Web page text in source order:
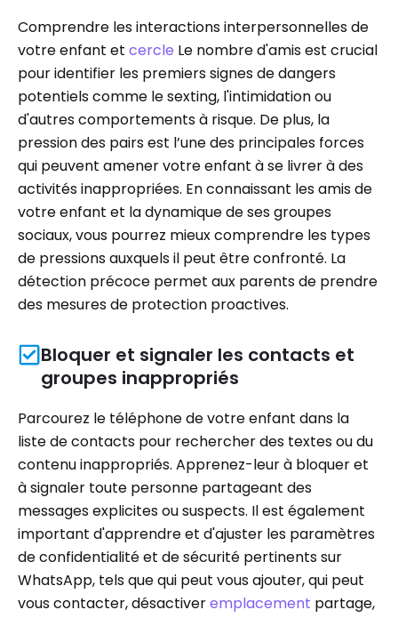
Comprendre les interactions interpersonnelles de
votre enfant et cercle Le nombre d'amis est crucial
pour identifier les premiers signes de dangers
potentiels comme le sexting, l'intimidation ou
d'autres comportements à risque. De plus, la
pression des pairs est l’une des principales forces
qui peuvent amener votre enfant à se livrer à des
activités inappropriées. En connaissant les amis de
votre enfant et la dynamique de ses groupes
sociaux, vous pourrez mieux comprendre les types
de pressions auxquels il peut être confronté. La
détection précoce permet aux parents de prendre
des mesures de protection proactives.
Bloquer et signaler les contacts et
groupes inappropriés
Parcourez le téléphone de votre enfant dans la
liste de contacts pour rechercher des textes ou du
contenu inappropriés. Apprenez-leur à bloquer et
à signaler toute personne partageant des
messages explicites ou suspects. Il est également
important d'apprendre et d'ajuster les paramètres
de confidentialité et de sécurité pertinents sur
WhatsApp, tels que qui peut vous ajouter, qui peut
vous contacter, désactiveremplacement partage,